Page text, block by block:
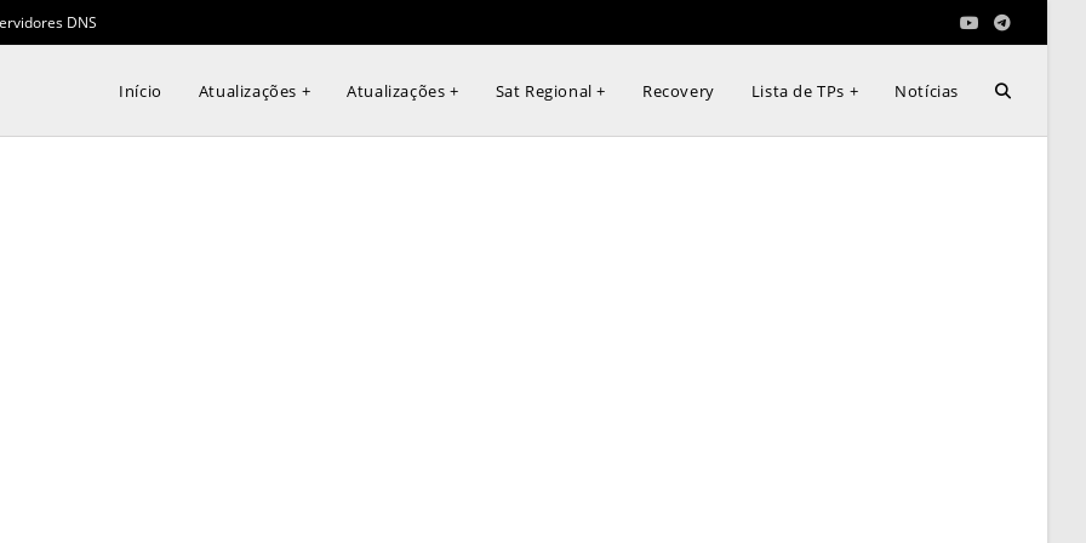
DNS
Início Atualizações + Atualizações + Sat Regional + Recovery Lista de TPs + Notícias Alternar